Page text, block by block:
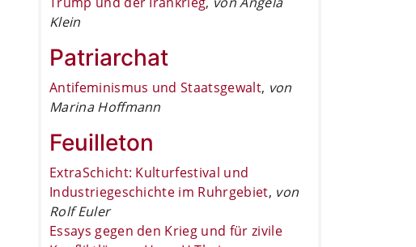
Klein
Patriarchat
Antifeminismus und Staatsgewalt, von
Marina Hoffmann
Feuilleton
ExtraSchicht: Kulturfestival und
Industriegeschichte im Ruhrgebiet, von
Rolf Euler
Essays gegen den Krieg und für zivile